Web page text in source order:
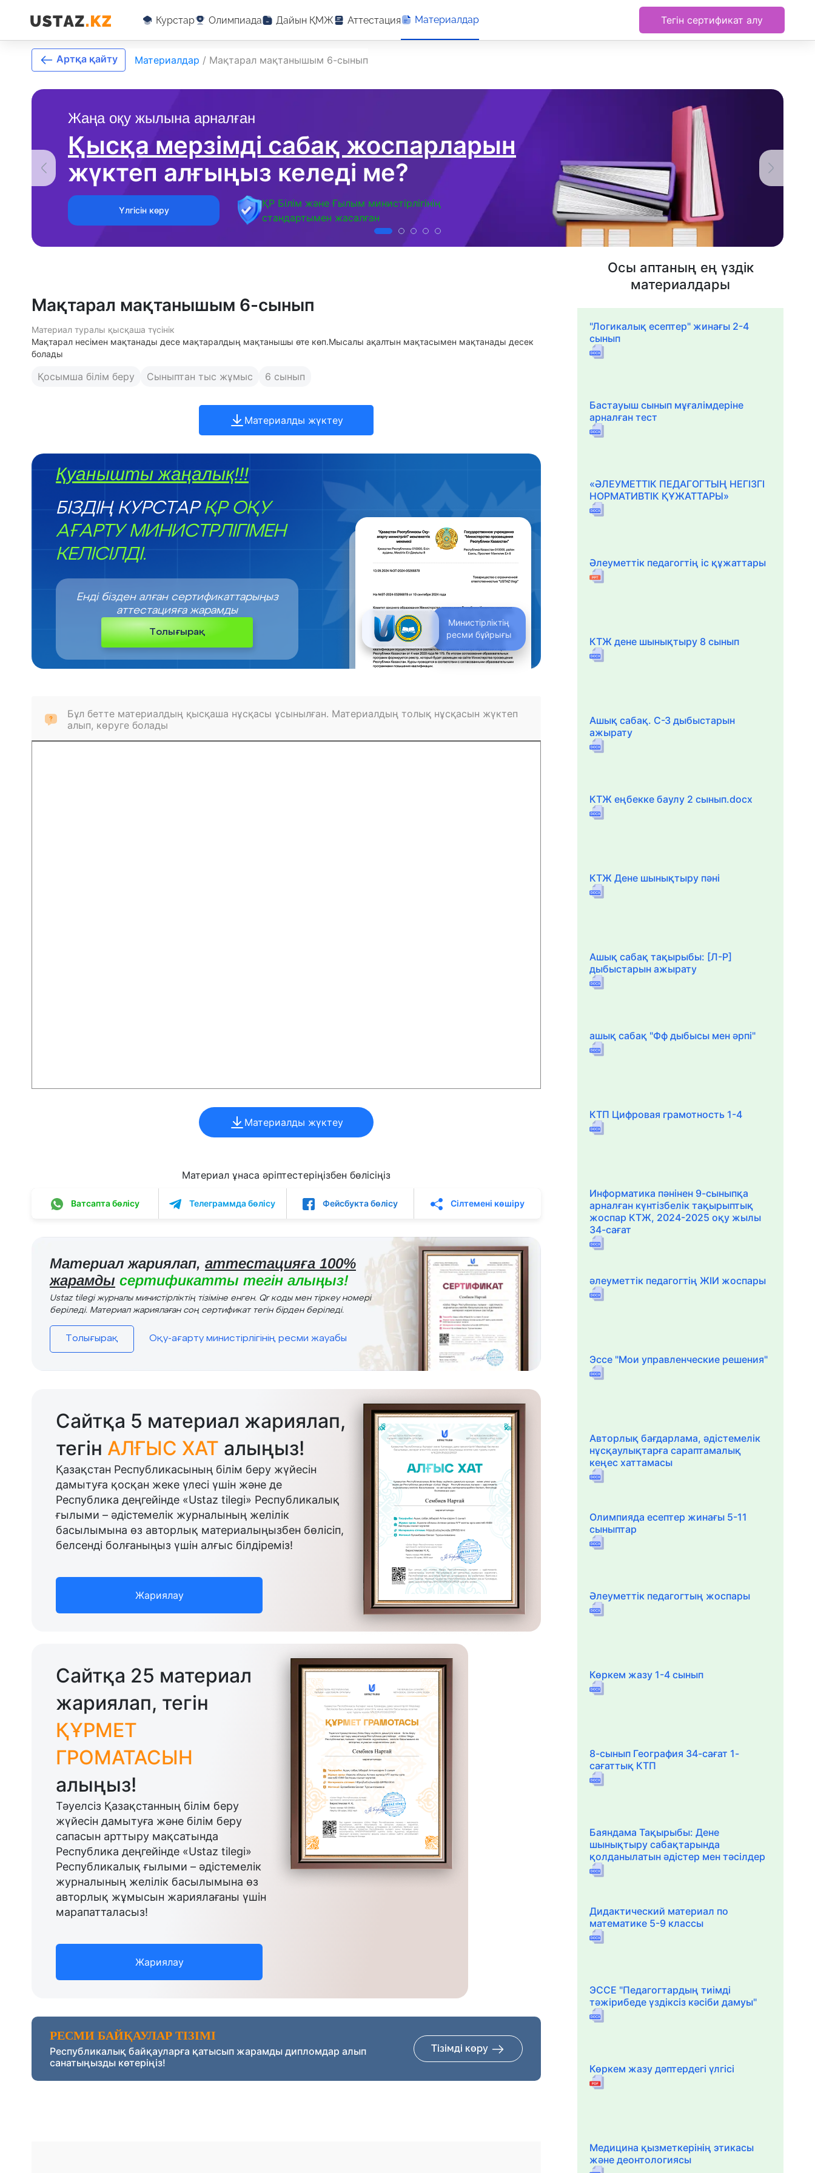
Курстар Олимпиада Дайын ҚМЖ Аттестация Материалдар Тегін сертификат алу
Жаңа оқу жылына арналған
Қысқа мерзімді сабақ жоспарларын
жүктеп алғыңыз келеді ме?
Үлгісін көру
ҚР Білім және Ғылым министірлігінің
стандартымен жасалған
Артқа қайту Материалдар / Мақтарал мақтанышым 6-сынып
Мақтарал мақтанышым 6-сынып
Материал туралы қысқаша түсінік
Мақтарал несімен мақтанады десе мақтаралдың мақтанышы өте көп.Мысалы ақалтын мақтасымен мақтанады десек
болады
Қосымша білім беру Сыныптан тыс жұмыс 6 сынып
Материалды жүктеу
Қуанышты жаңалық!!!
БІЗДІҢ КУРСТАР ҚР ОҚУ
АҒАРТУ МИНИСТРЛІГІМЕН
КЕЛІСІЛДІ.
Министірліктің
ресми бұйрығы
Енді бізден алған сертификаттарыңыз
аттестацияға жарамды
Толығырақ
Бұл бетте материалдың қысқаша нұсқасы ұсынылған. Материалдың толық нұсқасын жүктеп
алып, көруге болады
Материалды жүктеу
Материал ұнаса әріптестеріңізбен бөлісіңіз
Ватсапта бөлісу Телеграммда бөлісу Фейсбукта бөлісу Сілтемені көшіру
Материал жариялап, аттестацияға 100%
жарамды сертификатты тегін алыңыз!
Ustaz tilegi журналы министірліктің тізіміне енген. Qr коды мен тіркеу номері
беріледі. Материал жариялаған соң сертификат тегін бірден беріледі.
Толығырақ Оқу-ағарту министірлігінің ресми жауабы
Сайтқа 5 материал жариялап,
тегін АЛҒЫС ХАТ алыңыз!
Қазақстан Республикасының білім беру жүйесін
дамытуға қосқан жеке үлесі үшін және де
Республика деңгейінде «Ustaz tilegi» Республикалық
ғылыми – әдістемелік журналының желілік
басылымына өз авторлық материалыңызбен бөлісіп,
белсенді болғаныңыз үшін алғыс білдіреміз!
Жариялау
Сайтқа 25 материал
жариялап, тегін
ҚҰРМЕТ
ГРОМАТАСЫН
алыңыз!
Тәуелсіз Қазақстанның білім беру
жүйесін дамытуға және білім беру
сапасын арттыру мақсатында
Республика деңгейінде «Ustaz tilegi»
Республикалық ғылыми – әдістемелік
журналының желілік басылымына өз
авторлық жұмысын жариялағаны үшін
марапатталасыз!
Жариялау
РЕСМИ БАЙҚАУЛАР ТІЗІМІ
Республикалық байқауларға қатысып жарамды дипломдар алып
санатыңызды көтеріңіз!
Тізімді көру
Осы аптаның ең үздік
материалдары
"Логикалық есептер" жинағы 2-4
сынып
Бастауыш сынып мұғалімдеріне
арналған тест
«ӘЛЕУМЕТТІК ПЕДАГОГТЫҢ НЕГІЗГІ
НОРМАТИВТІК ҚҰЖАТТАРЫ»
Әлеуметтік педагогтің іс құжаттары
КТЖ дене шынықтыру 8 сынып
Ашық сабақ. С-З дыбыстарын
ажырату
КТЖ еңбекке баулу 2 сынып.docx
КТЖ Дене шынықтыру пәні
Ашық сабақ тақырыбы: [Л-Р]
дыбыстарын ажырату
ашық сабақ "Фф дыбысы мен әрпі"
КТП Цифровая грамотность 1-4
Информатика пәнінен 9-сыныпқа
арналған күнтізбелік тақырыптық
жоспар КТЖ, 2024-2025 оқу жылы
34-сағат
әлеуметтік педагогтің ЖІИ жоспары
Эссе "Мои управленческие решения"
Авторлық бағдарлама, әдістемелік
нұсқаулықтарға сараптамалық
кеңес хаттамасы
Олимпияда есептер жинағы 5-11
сыныптар
Әлеуметтік педагогтың жоспары
Көркем жазу 1-4 сынып
8-сынып География 34-сағат 1-
сағаттық КТП
Баяндама Тақырыбы: Дене
шынықтыру сабақтарында
қолданылатын әдістер мен тәсілдер
Дидактический материал по
математике 5-9 классы
ЭССЕ "Педагогтардың тиімді
тәжірибеде үздіксіз кәсіби дамуы"
Көркем жазу дәптердегі үлгісі
Медицина қызметкерінің этикасы
және деонтологиясы